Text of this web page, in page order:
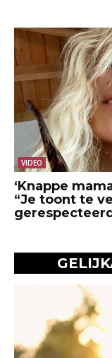
VIDEO
‘Knappe
“Je toont te